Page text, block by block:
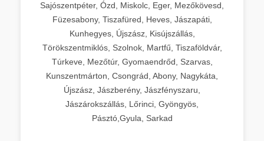
Sajószentpéter, Ózd, Miskolc, Eger, Mezőkövesd,
Füzesabony, Tiszafüred, Heves, Jászapáti,
Kunhegyes, Újszász, Kisújszállás,
Törökszentmiklós, Szolnok, Martfű, Tiszaföldvár,
Túrkeve, Mezőtúr, Gyomaendrőd, Szarvas,
Kunszentmárton, Csongrád, Abony, Nagykáta,
Újszász, Jászberény, Jászfényszaru,
Jászárokszállás, Lőrinci, Gyöngyös,
Pásztó,Gyula, Sarkad